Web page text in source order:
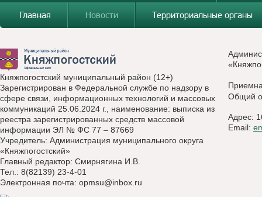
Главная
Новости Территориальные органы
Княжпогостский муниципальный район (12+)
Зарегистрирован в Федеральной службе по надзору в
сфере связи, информационных технологий и массовых
коммуникаций 25.06.2024 г., наименование: выписка из
реестра зарегистрированных средств массовой
информации ЭЛ № ФС 77 – 87669
Учредитель: Администрация муниципального округа
«Княжпогостский»
Главный редактор: Смирнягина И.В.
Тел.: 8(82139) 23-4-01
Электронная почта: opmsu@inbox.ru
Общий
Адрес:
Email: